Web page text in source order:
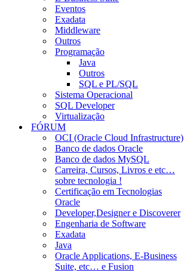
Eventos
Exadata
Middleware
Outros
Programação
Java
Outros
SQL e PL/SQL
Sistema Operacional
SQL Developer
Virtualização
FÓRUM
OCI (Oracle Cloud Infrastructure)
Banco de dados Oracle
Banco de dados MySQL
Carreira, Cursos, Livros e etc…
sobre tecnologia !
Certificação em Tecnologias
Oracle
Developer,Designer e Discoverer
Engenharia de Software
Exadata
Java
Oracle Applications, E-Business
Suite, etc… e Fusion